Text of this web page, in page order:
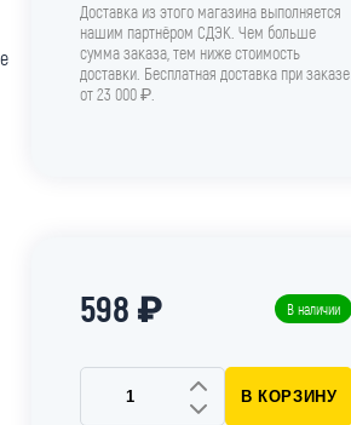
Доставка из этого магазина выполняется
нашим партнёром СДЭК. Чем больше
сумма заказа, тем ниже стоимость
доставки. Бесплатная доставка при заказе
от 23 000 ₽.
598 ₽ В наличии
В КОРЗИНУ